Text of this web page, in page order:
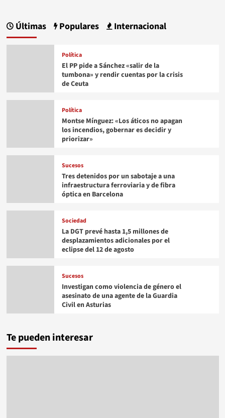
Últimas Populares Internacional
Política
El PP pide a Sánchez «salir de la
tumbona» y rendir cuentas por la crisis
de Ceuta
Política
Montse Mínguez: «Los áticos no apagan
los incendios, gobernar es decidir y
priorizar»
Sucesos
Tres detenidos por un sabotaje a una
infraestructura ferroviaria y de fibra
óptica en Barcelona
Sociedad
La DGT prevé hasta 1,5 millones de
desplazamientos adicionales por el
eclipse del 12 de agosto
Sucesos
Investigan como violencia de género el
asesinato de una agente de la Guardia
Civil en Asturias
Te pueden interesar